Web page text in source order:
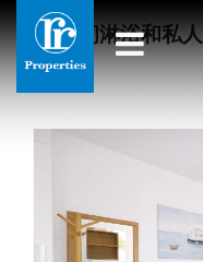
带套间淋浴和私